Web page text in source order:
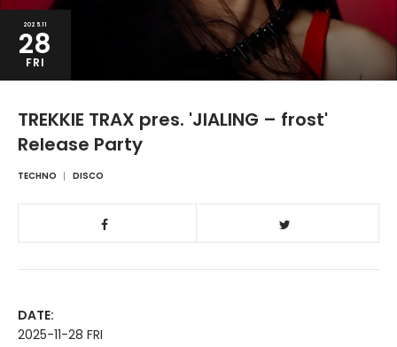
2025.11
28
FRI
TREKKIE TRAX pres. 'JIALING – frost'
Release Party
TECHNO DISCO
DATE:
2025-11-28 FRI